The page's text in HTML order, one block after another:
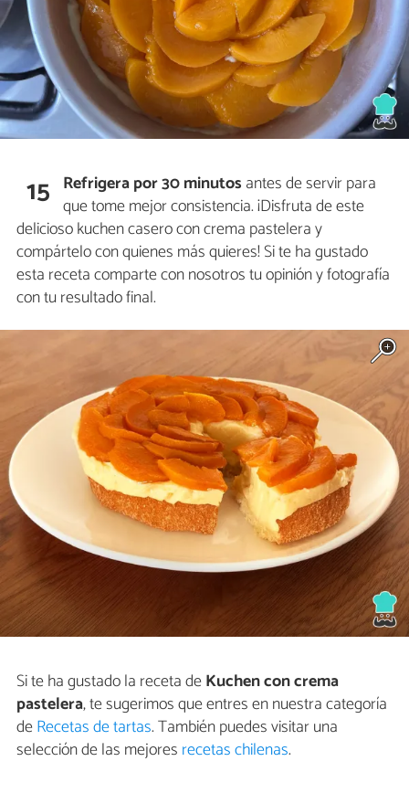
15 Refrigera por 30 minutos antes de servir para
que tome mejor consistencia. ¡Disfruta de este
delicioso kuchen casero con crema pastelera y
compártelo con quienes más quieres! Si te ha gustado
esta receta comparte con nosotros tu opinión y fotografía
con tu resultado final.
Si te ha gustado la receta deKuchen con crema
pastelera, te sugerimos que entres en nuestra categoría
deRecetas de tartas. También puedes visitar una
selección de las mejores recetas chilenas.